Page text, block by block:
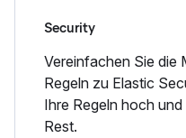
Security
Vereinfachen Sie die
Regeln zu Elastic
Ihre Regeln hoch
Rest.